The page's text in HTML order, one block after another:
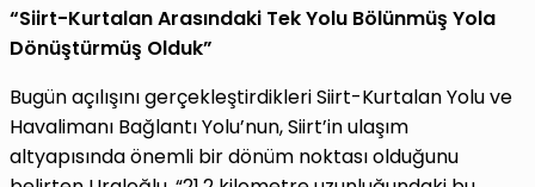
“Siirt-Kurtalan Arasındaki Tek Yolu Bölünmüş Yola
Dönüştürmüş Olduk”
Bugün açılışını gerçekleştirdikleri Siirt-Kurtalan Yolu ve
Havalimanı Bağlantı Yolu’nun, Siirt’in ulaşım
altyapısında önemli bir dönüm noktası olduğunu